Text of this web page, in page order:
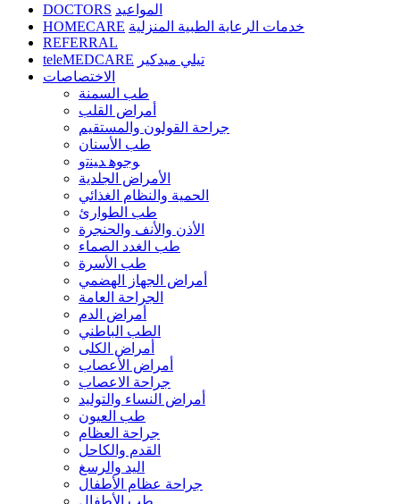
DOCTORS المواعيد
HOMECARE خدمات الرعاية الطبية المنزلية
REFERRAL
teleMEDCARE تيلي ميدكير
الاختصاصات
طب السمنة
أمراض القلب
جراحة القولون والمستقيم
طب الأسنان
ﻮﺟﻮﻫ ﺪﻴﻨﺗﻭ
الأمراض الجلدية
الحمية والنظام الغذائي
طب الطوارئ
الأذن والأنف والحنجرة
طب الغدد الصماء
طب الأسرة
أمراض الجهاز الهضمي
الجراحة العامة
أمراض الدم
الطب الباطني
أمراض الكلى
أمراض الأعصاب
جراحة الاعصاب
أمراض النساء والتوليد
طب العيون
جراحة العظام
القدم والكاحل
اليد والرسغ
جراحة عظام الأطفال
طب الأطفال